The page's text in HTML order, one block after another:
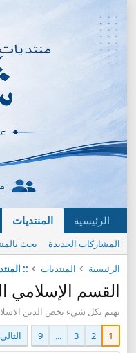
الرئيسية المنتديات
المشاركات الجديدة
بحث
الرئيسية
المنتديات ::
القسم الإسلامي
يهتم بكل شيء يخص الدين
1
2
3
...
9 التالي